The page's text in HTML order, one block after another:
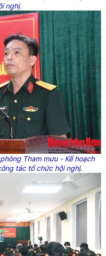
nghị.
Tham mưu - Kế hoạch
tác tổ chức hội nghị.